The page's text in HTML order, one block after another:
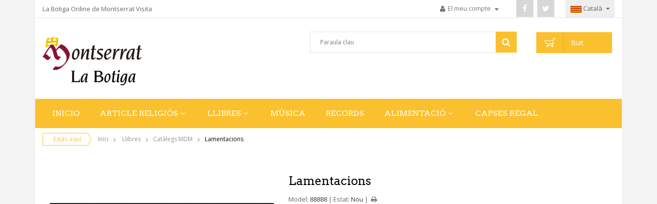
La Botiga Online de Montserrat Visita El meu compte Català
Buit
INICIO ARTICLE RELIGIÓS LLIBRES MÚSICA RECORDS ALIMENTACIÓ CAPSES REGAL
Estàs aquí Inici Llibres Catàlegs MDM Lamentacions
Lamentacions
Model: 88888 Estat: Nou